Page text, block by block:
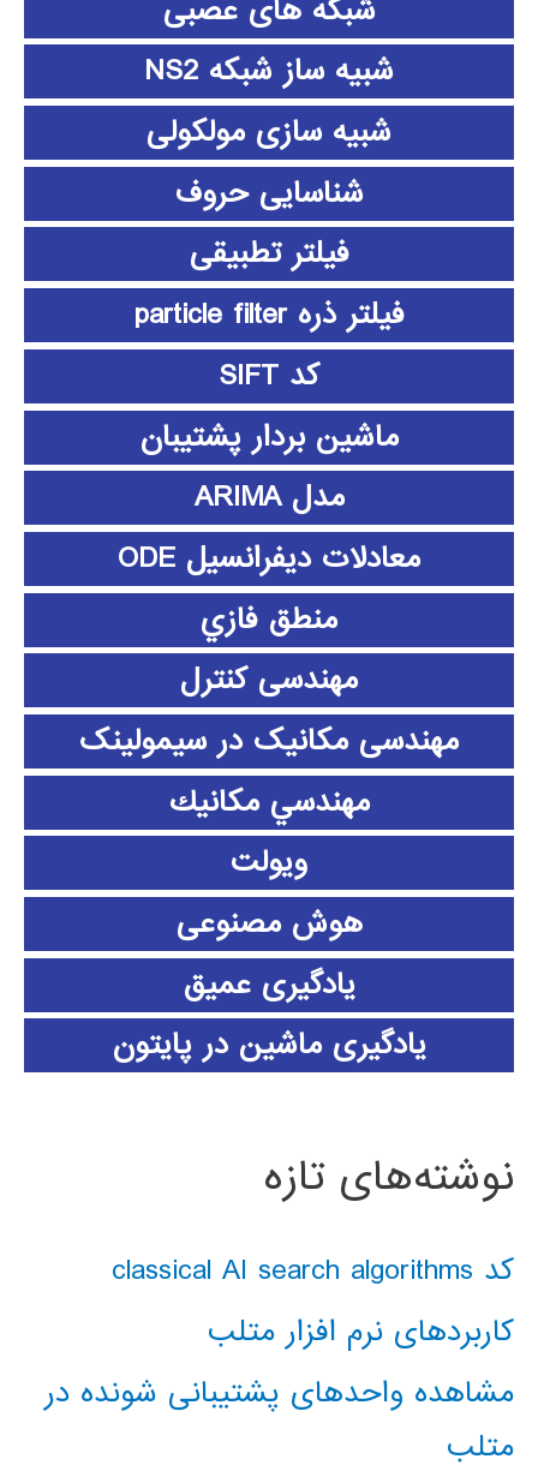
شبکه های عصبی
شبیه ساز شبکه NS2
شبیه سازی مولکولی
شناسایی حروف
فیلتر تطبیقی
فیلتر ذره particle filter
کد SIFT
ماشین بردار پشتیبان
مدل ARIMA
معادلات دیفرانسیل ODE
منطق فازي
مهندسی کنترل
مهندسی مکانیک در سیمولینک
مهندسي مكانيك
ویولت
هوش مصنوعی
یادگیری عمیق
یادگیری ماشین در پایتون
نوشته‌های تازه
کد classical AI search algorithms
کاربردهای نرم افزار متلب
مشاهده واحدهای پشتیبانی شونده در
متلب